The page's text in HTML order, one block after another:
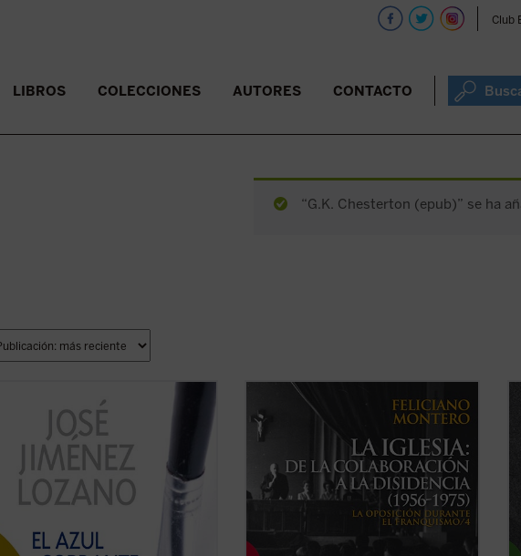
Club
LIBROS COLECCIONES AUTORES CONTACTO
“G.K. Chesterton (epub)” se ha
es la nueva colección de
cuentos de José Jiménez Lozano, Premio
Cervantes de Literatura.
«Jiménez Lozano crea aventuras que
viajan hasta los territorios de la pasión
humana o se detienen en las heridas
abiertas por ...(ver ficha)
«De la colaboración a la disidencia»
resume el proceso de «desenganche» de
la Iglesia y del catolicismo español
respecto del régimen de Franco, que
significó pasar de la plena identificación y
colaboración con el Régimen (el llamado